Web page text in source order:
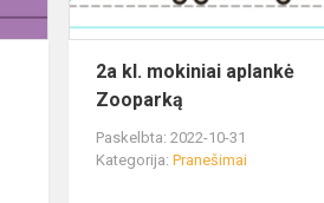
2a kl. mokiniai aplankė
Zooparką
Paskelbta: 2022-10-31
Kategorija:Pranešimai